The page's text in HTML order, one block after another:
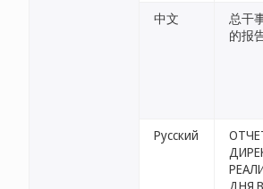
中文
总干
的报
Русский